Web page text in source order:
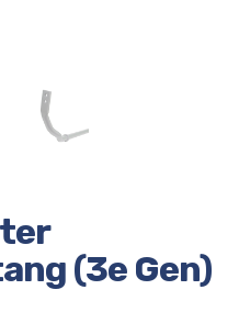
(3e Gen)